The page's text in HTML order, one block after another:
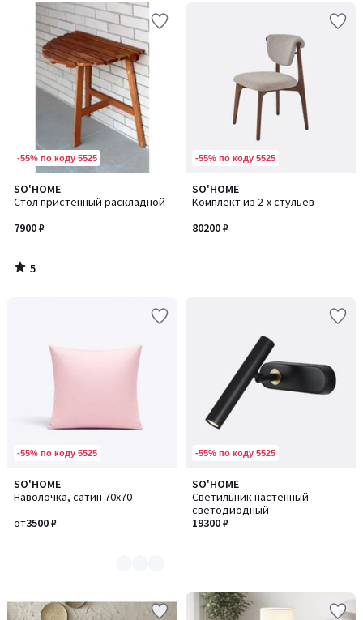
-55% по коду 5525
SO'HOME
Стол пристенный раскладной
7900 ₽
5
/
5
/
-55% по коду 5525
SO'HOME
Комплект из 2-х стульев
80200 ₽
-55% по коду 5525
SO'HOME
Наволочка, сатин 70x70
от3500 ₽
Количество
цветов:
-55% по коду 5525
SO'HOME
Светильник настенный
светодиодный
19300 ₽